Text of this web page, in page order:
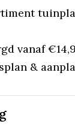
vanaf
&